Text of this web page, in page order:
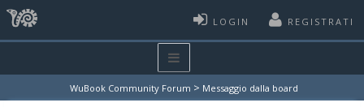
LOGIN REGISTRATI
WuBook Community Forum > Messaggio dalla board